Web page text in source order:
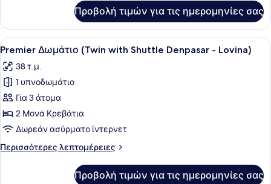
Denpasar
-)
Δωμάτιο
(Premier
Twin
Shuttle
Denpasar
-)
Προβολή τιμών για τις ημερομηνίες σας
Προβολή
όλων
των
φωτογραφιών
για
Premier
Δωμάτιο
(Twin
with
Ένα δωμάτιο ξενοδοχείου με δύο
6
Premier Δωμάτιο (Twin with Shuttle Denpasar - Lovina)
38 τ.μ.
1 υπνοδωμάτιο
Για 3 άτομα
2 Μονά Κρεβάτια
Δωρεάν ασύρματο ίντερνετ
Περισσότερες λεπτομέρειες
Περισσότερες
Προβολή τιμών για τις ημερομηνίες σας